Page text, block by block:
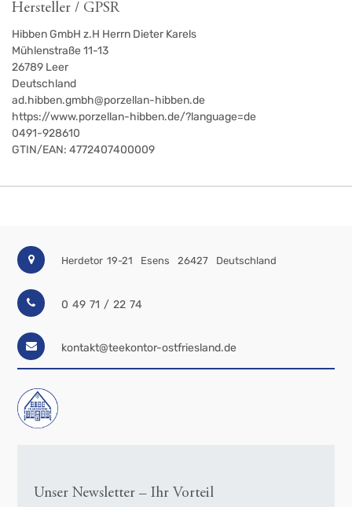
Hersteller / GPSR
Hibben GmbH z.H Herrn Dieter Karels
Mühlenstraße 11-13
26789 Leer
Deutschland
ad.hibben.gmbh@porzellan-hibben.de
https://www.porzellan-hibben.de/?language=de
0491-928610
GTIN/EAN: 4772407400009
Herdetor 19-21 Esens 26427 Deutschland
0 49 71 / 22 74
kontakt@teekontor-ostfriesland.de
Unser Newsletter – Ihr Vorteil